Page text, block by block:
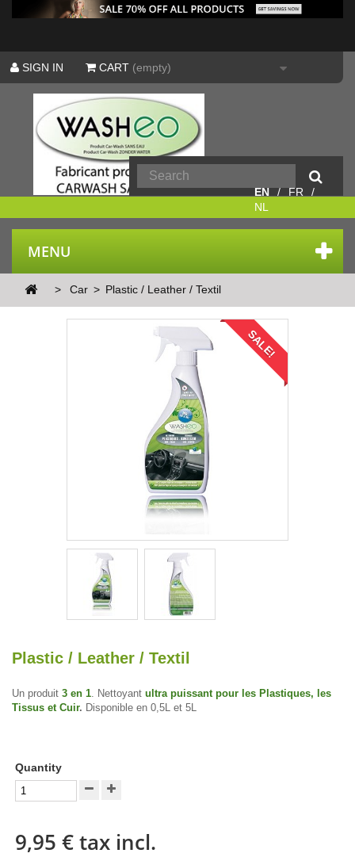
SIGN IN CART (empty)
MENU
EN
FR
NL
> Car > Plastic / Leather / Textil
SALE!
Plastic / Leather / Textil
Un produit 3 en 1. Nettoyant ultra puissant pour les Plastiques, les
Tissus et Cuir. Disponible en 0,5L et 5L
Quantity
9,95 €tax incl.